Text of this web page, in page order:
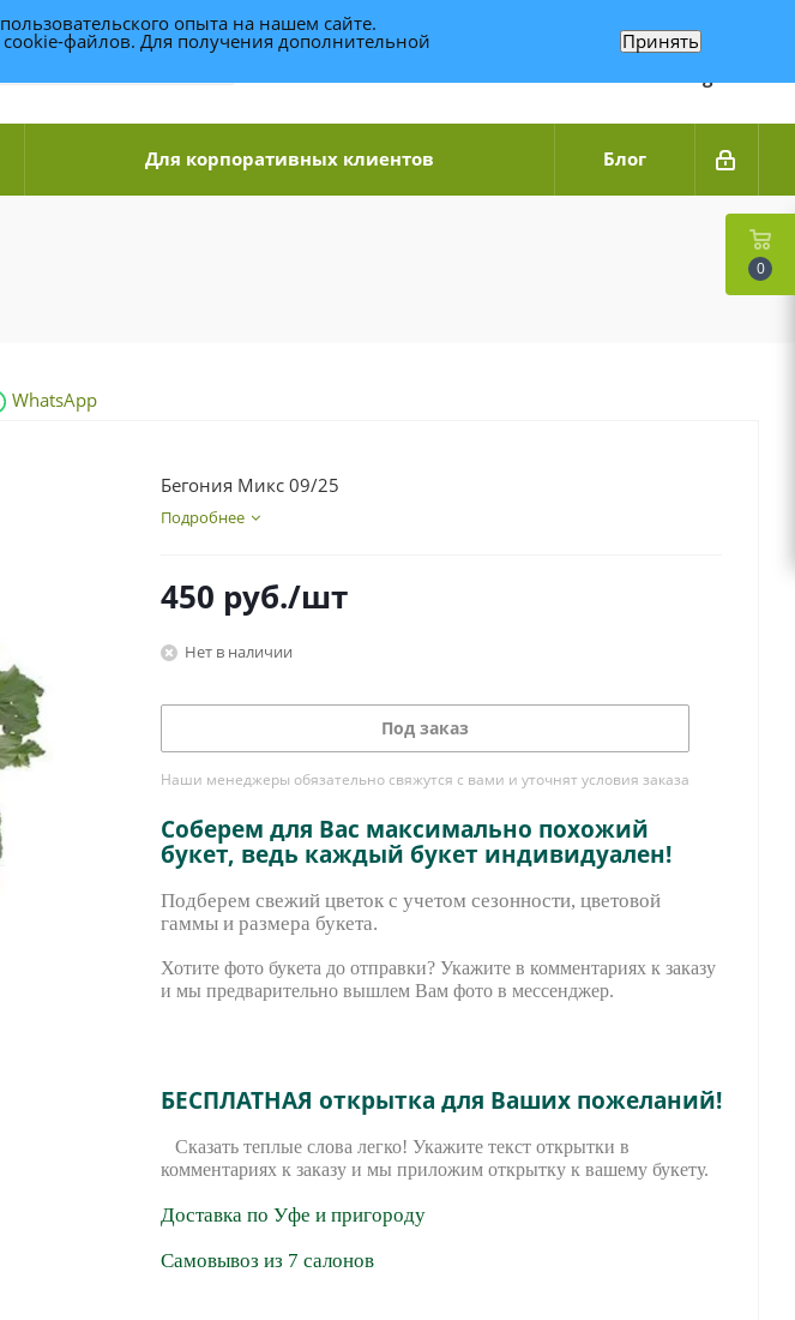
+7 (989) 95-14-014
Связаться по WhatsApp
Для корпоративных клиентов Блог
WhatsApp
Бегония Микс 09/25
Подробнее
450 руб./шт
Нет в наличии
Под заказ
Наши менеджеры обязательно свяжутся с вами и уточнят условия заказа
Соберем для Вас максимально похожий
букет, ведь каждый букет индивидуален!
Подберем свежий цветок с учетом сезонности, цветовой
гаммы и размера букета.
Хотите фото букета до отправки? Укажите в комментариях к заказу
и мы предварительно вышлем Вам фото в мессенджер.
БЕСПЛАТНАЯ открытка для Ваших пожеланий!
Сказать теплые слова легко! Укажите текст открытки в
комментариях к заказу и мы приложим открытку к вашему букету.
Доставка по Уфе и пригороду
Самовывоз из 7 салонов
0
опыта на нашем сайте.
файлов. Для получения дополнительной Принять